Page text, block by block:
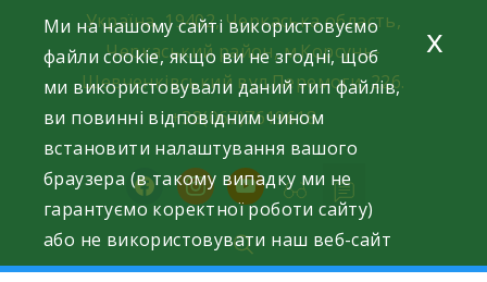
content
Україна, 19402, Черкаська область,
Черкаський район, м.Корсунь-
Шевченківський вул.Перемоги, 226.
+38(067)7619618
facebookinstagram
youtube
Ми на нашому сайті використовуємо
файли cookie, якщо ви не згодні, щоб
ми використовували даний тип файлів,
ви повинні відповідним чином
встановити налаштування вашого
браузера (в такому випадку ми не
гарантуємо коректної роботи сайту)
або не використовувати наш веб-сайт
x